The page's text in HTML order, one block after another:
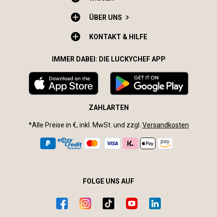
ÜBER UNS
KONTAKT & HILFE
IMMER DABEI: DIE LUCKYCHEF APP
ZAHLARTEN
*Alle Preise in €, inkl. MwSt. und zzgl. Versandkosten
FOLGE UNS AUF